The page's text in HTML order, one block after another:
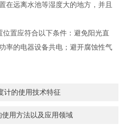
在远离水池等湿度大的地方，并且
位置应符合以下条件：避免阳光直
率的电器设备共电；避开腐蚀性气
计的使用技术特征
用方法以及应用领域